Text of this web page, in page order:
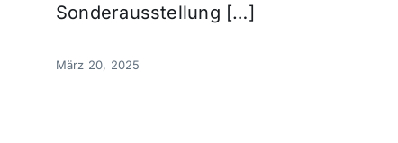
Sonderausstellung […]
März 20, 2025